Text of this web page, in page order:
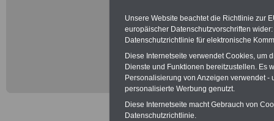
gesundheitliche
(Einsatzunfall).
Verwendung im
Verwendung,
Unsere Website beachtet die Richtlinie zur
europäischer Datenschutzvorschriften
Datenschutzrichtlinie für elektronische
Diese Internetseite verwendet Cookies, um
Dienste und Funktionen bereitzustellen. Es
Personalisierung von Anzeigen verwendet
personalisierte Werbung genutzt.
Diese Internetseite macht Gebrauch von
Datenschutzrichtlinie.